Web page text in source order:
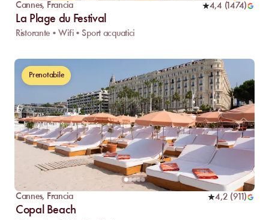
Cannes, Francia 4,4 (1474)
La Plage du Festival
Ristorante • Wifi • Sport acquatici
Prenotabile
Cannes, Francia 4,2 (911 )
Copal Beach